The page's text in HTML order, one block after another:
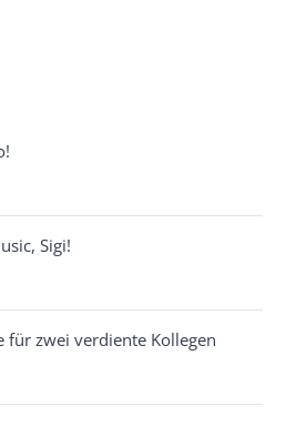
Sigi!
für zwei verdiente Kollegen